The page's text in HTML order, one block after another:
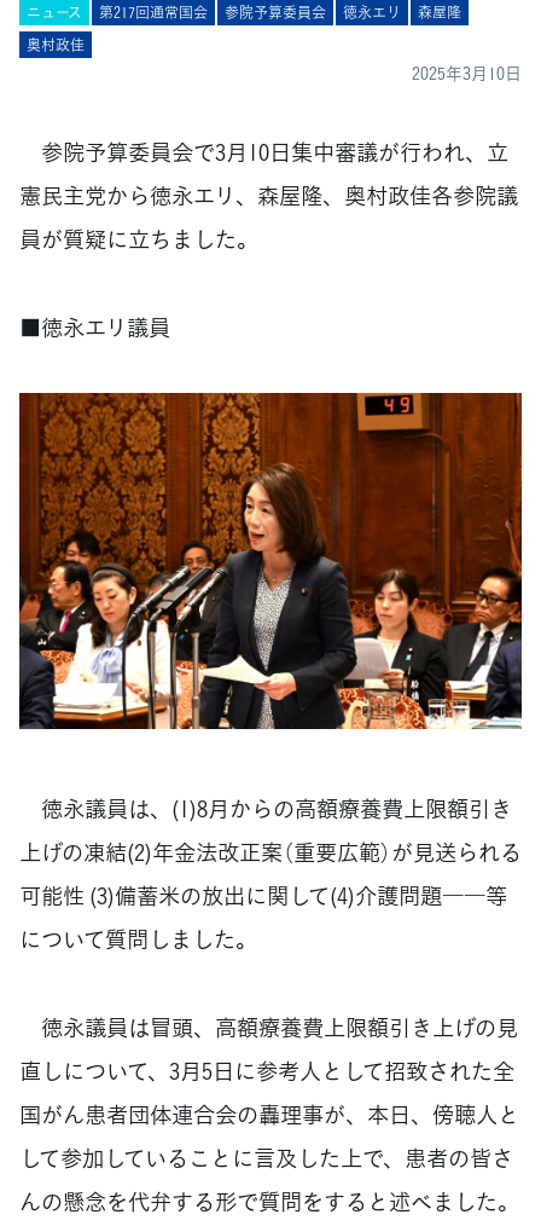
ニュース 第217回通常国会 参院予算委員会 徳永エリ
森屋隆
奥村政佳
2025年3月10日
参院予算委員会で3月10日集中審議が行われ、立
憲民主党から徳永エリ、森屋隆、奥村政佳各参院議
員が質疑に立ちました。
■徳永エリ議員
徳永議員は、(1)8月からの高額療養費上限額引き
上げの凍結(2)年金法改正案（重要広範）が見送られる
可能性 (3)備蓄米の放出に関して(4)介護問題――等
について質問しました。
徳永議員は冒頭、高額療養費上限額引き上げの見
直しについて、3月5日に参考人として招致された全
国がん患者団体連合会の轟理事が、本日、傍聴人と
して参加していることに言及した上で、患者の皆さ
んの懸念を代弁する形で質問をすると述べました。